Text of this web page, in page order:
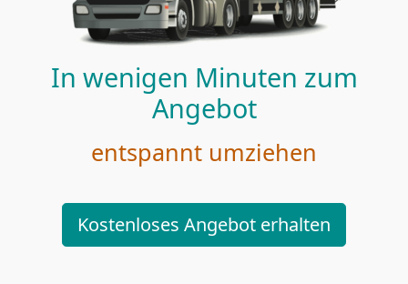
In wenigen Minuten zum
Angebot
entspannt umziehen
Kostenloses Angebot erhalten